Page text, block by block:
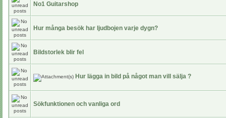
No1 Guitarshop
Hur många besök har ljudbojen varje dygn?
Bildstorlek blir fel
Hur lägga in bild på något man vill sälja ?
Sökfunktionen och vanliga ord